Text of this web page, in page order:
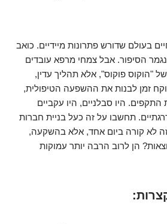
בעולם שדורש פתרונות מיידיים. כואב
הסיפור. אבל צמחי מרפא עובדים
פוקוס", אלא תהליך עדין,
זמן לבנות את ההשפעה הטיפולית,
היו סבלניים, היו עקביים
תחשבו על זה כעל בניית חברות
לא קורה ביום אחד, אלא בהשקעה,
הן לרוב הרבה יותר עמוקות